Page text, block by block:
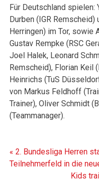
Für Deutschland spielen:
Durben (IGR
Herringen) im Tor, sowie
Gustav Rempke (RSC
Joel Halek, Leonard
Remscheid), Florian Keil
Heinrichs (TuS
von Markus Feldhoff
Trainer), Oliver Schmidt
(Teammanager).
« 2. Bundesliga Herren
Teilnehmerfeld in die
Kids